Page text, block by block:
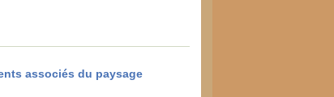
associés du paysage